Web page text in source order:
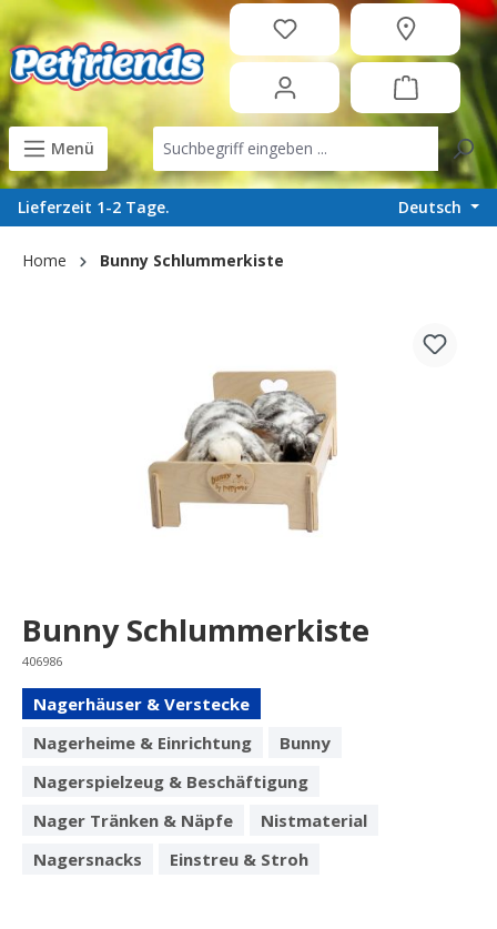
content
Menü
Lieferzeit 1-2 Tage. Deutsch
Home Bunny Schlummerkiste
Bunny Schlummerkiste
406986
Nagerhäuser & Verstecke
Nagerheime & Einrichtung
Bunny
Nagerspielzeug & Beschäftigung
Nager Tränken & Näpfe
Nistmaterial
Nagersnacks
Einstreu & Stroh